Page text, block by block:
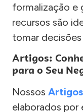
formalização e
recursos são
tomar decisões
Artigos:
para o Seu
Nossos Artigos
elaborados por